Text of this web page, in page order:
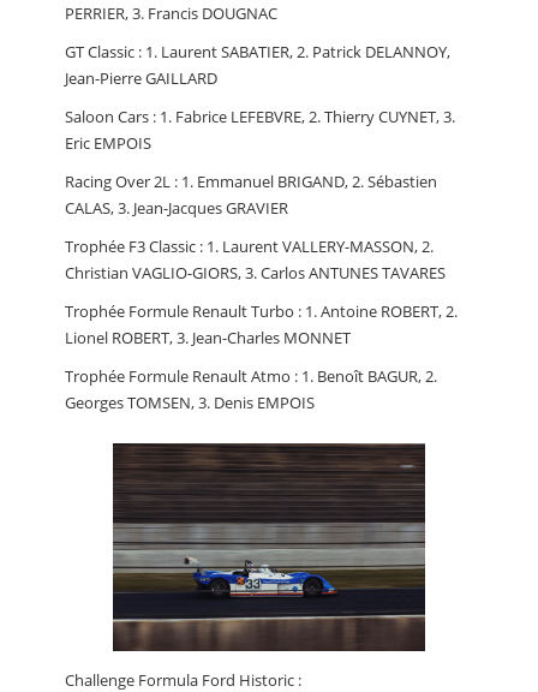
PERRIER, 3. Francis DOUGNAC
GT Classic : 1. Laurent SABATIER, 2. Patrick DELANNOY,
Jean-Pierre GAILLARD
Saloon Cars : 1. Fabrice LEFEBVRE, 2. Thierry CUYNET, 3.
Eric EMPOIS
Racing Over 2L : 1. Emmanuel BRIGAND, 2. Sébastien
CALAS, 3. Jean-Jacques GRAVIER
Trophée F3 Classic : 1. Laurent VALLERY-MASSON, 2.
Christian VAGLIO-GIORS, 3. Carlos ANTUNES TAVARES
Trophée Formule Renault Turbo : 1. Antoine ROBERT, 2.
Lionel ROBERT, 3. Jean-Charles MONNET
Trophée Formule Renault Atmo : 1. Benoît BAGUR, 2.
Georges TOMSEN, 3. Denis EMPOIS
Challenge Formula Ford Historic :